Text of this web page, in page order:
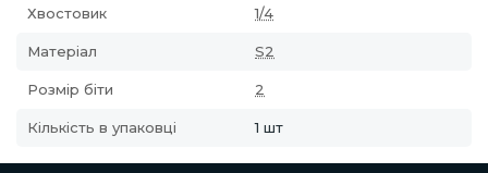
Хвостовик 1/4
Матеріал S2
Розмір біти 2
Кількість в упаковці 1 шт